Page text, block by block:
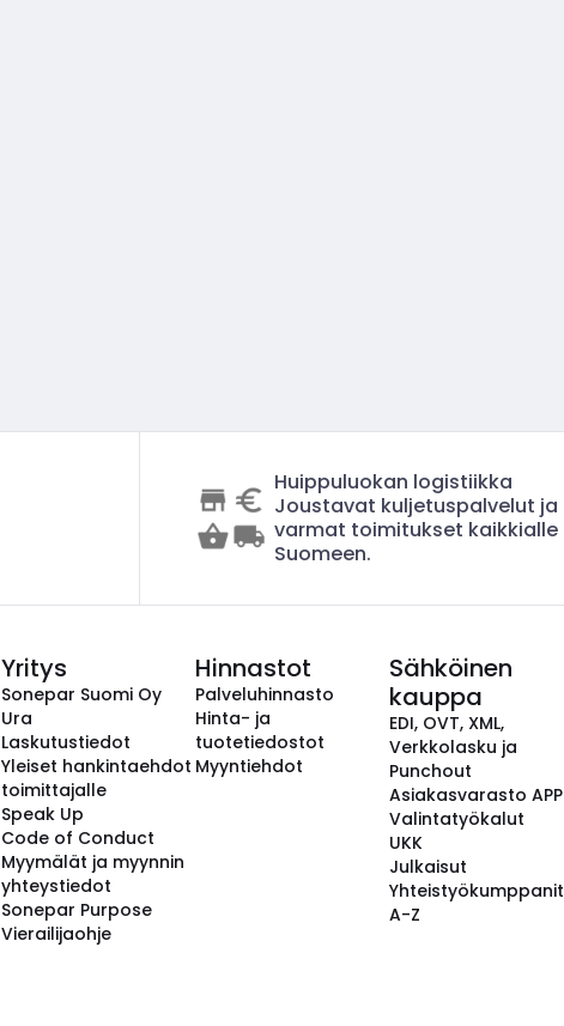
Huippuluokan logistiikka
Joustavat kuljetuspalvelut ja
varmat toimitukset kaikkialle
Suomeen.
Yritys
Sonepar Suomi Oy
Ura
Laskutustiedot
Yleiset hankintaehdot
toimittajalle
Speak Up
Code of Conduct
Myymälät ja myynnin
yhteystiedot
Sonepar Purpose
Vierailijaohje
Hinnastot
Palveluhinnasto
Hinta- ja
tuotetiedostot
Myyntiehdot
Sähköinen
kauppa
EDI, OVT, XML,
Verkkolasku ja
Punchout
Asiakasvarasto APP
Valintatyökalut
UKK
Julkaisut
Yhteistyökumppanit
A-Z